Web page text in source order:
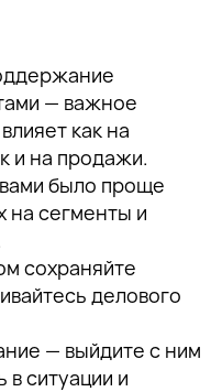
— важное
как на
и на продажи.
было проще
на сегменты и
сохраняйте
делового
— выйдите с ним
в ситуации и